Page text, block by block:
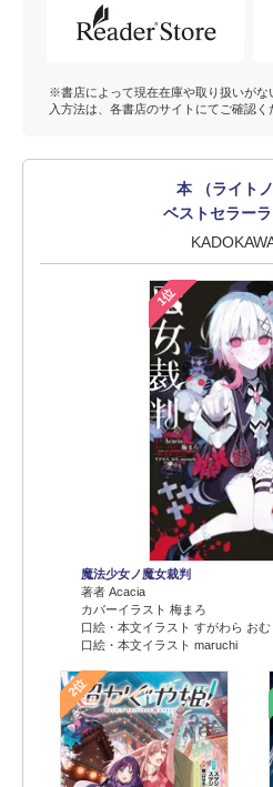
※書店によって現在在庫や取り扱いがな
入方法は、各書店のサイトにてご確認く
本 （ライトノ
ベストセラー
1位
魔法少女ノ魔女裁判
著者 Acacia
カバーイラスト 梅まろ
口絵・本文イラスト すがわら おむ
口絵・本文イラスト maruchi
2位